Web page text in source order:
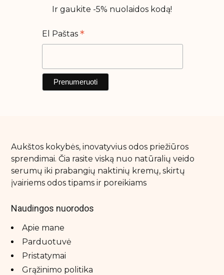
Ir gaukite -5% nuolaidos kodą!
El Paštas *
Aukštos kokybės, inovatyvius odos priežiūros
sprendimai. Čia rasite viską nuo natūralių veido
serumų iki prabangių naktinių kremų, skirtų
įvairiems odos tipams ir poreikiams
Naudingos nuorodos
Apie mane
Parduotuvė
Pristatymai
Grąžinimo politika